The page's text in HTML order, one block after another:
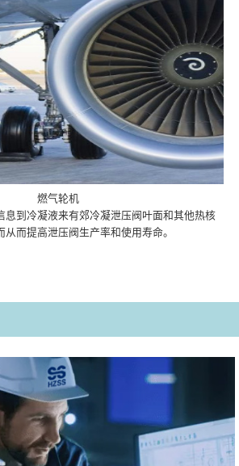
燃气轮机
息到冷凝液来有郊冷凝泄压阀叶面和其他热核
从而提高泄压阀生产率和使用寿命。